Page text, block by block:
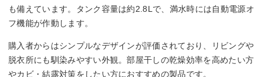
も備えています。タンク容量は約2.8Lで、満水時には自動電源オ
フ機能が作動します。
購入者からはシンプルなデザインが評価されており、リビングや
脱衣所にも馴染みやすい外観。部屋干しの乾燥効率を高めたい方
やカビ・結露対策をしたい方におすすめの製品です。